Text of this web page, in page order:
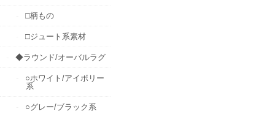
□柄もの
□ジュート系素材
◆ラウンド/オーバルラグ
○ホワイト/アイボリー
系
○グレー/ブラック系